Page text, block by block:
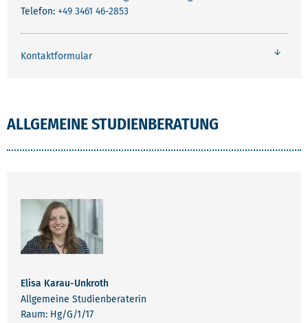
Telefon: +49 3461 46-2853
Kontaktformular
ALLGEMEINE STUDIENBERATUNG
Elisa Karau-Unkroth
Allgemeine Studienberaterin
Raum: Hg/G/1/17